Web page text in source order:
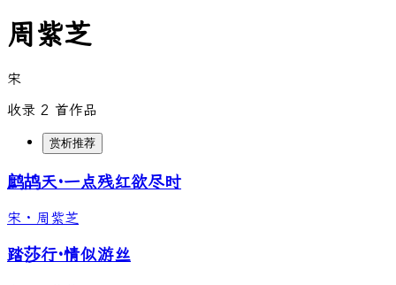
周紫芝
宋
收录 2 首作品
赏析推荐
鹧鸪天·一点残红欲尽时
宋 · 周紫芝
踏莎行·情似游丝